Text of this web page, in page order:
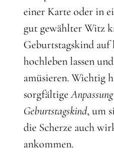
einer Karte oder in
gut gewählter Witz
Geburtstagskind auf
hochleben lassen
amüsieren. Wichtig
sorgfältige
Geburtstagskind, um
die Scherze auch
ankommen.